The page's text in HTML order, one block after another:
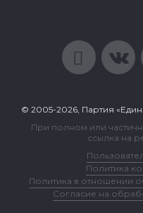
© 2005-2026, Партия
При полном или
ссылка на
Политика
Политика в отношении
Согласие на